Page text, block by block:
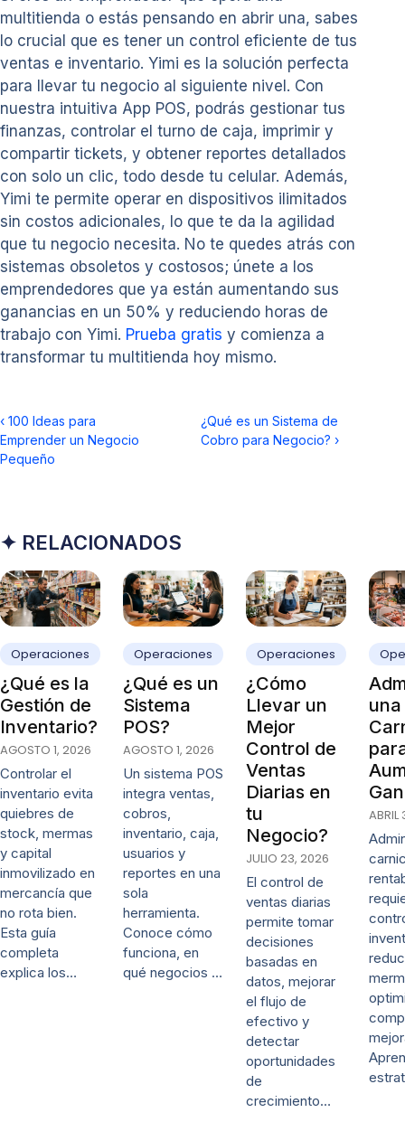
multitienda o estás pensando en abrir una, sabes
lo crucial que es tener un control eficiente de tus
ventas e inventario. Yimi es la solución perfecta
para llevar tu negocio al siguiente nivel. Con
nuestra intuitiva App POS, podrás gestionar tus
finanzas, controlar el turno de caja, imprimir y
compartir tickets, y obtener reportes detallados
con solo un clic, todo desde tu celular. Además,
Yimi te permite operar en dispositivos ilimitados
sin costos adicionales, lo que te da la agilidad
que tu negocio necesita. No te quedes atrás con
sistemas obsoletos y costosos; únete a los
emprendedores que ya están aumentando sus
ganancias en un 50% y reduciendo horas de
trabajo con Yimi. Prueba gratis y comienza a
transformar tu multitienda hoy mismo.
‹ 100 Ideas para
Emprender un Negocio
Pequeño
¿Qué es un Sistema de
Cobro para Negocio? ›
✦ RELACIONADOS
Operaciones
¿Qué es la
Gestión de
Inventario?
AGOSTO 1, 2026
Controlar el
inventario evita
quiebres de
stock, mermas
y capital
inmovilizado en
mercancía que
no rota bien.
Esta guía
completa
explica los…
Operaciones
¿Qué es un
Sistema
POS?
AGOSTO 1, 2026
Un sistema POS
integra ventas,
cobros,
inventario, caja,
usuarios y
reportes en una
sola
herramienta.
Conoce cómo
funciona, en
qué negocios …
Operaciones
¿Cómo
Llevar un
Mejor
Control de
Ventas
Diarias en
tu
Negocio?
JULIO 23, 2026
El control de
ventas diarias
permite tomar
decisiones
basadas en
datos, mejorar
el flujo de
efectivo y
detectar
oportunidades
de
crecimiento…
una